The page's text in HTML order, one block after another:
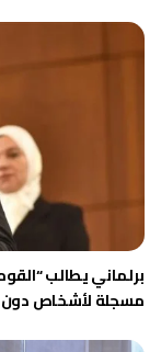
برلماني يطالب
مسجلة لأشخاص